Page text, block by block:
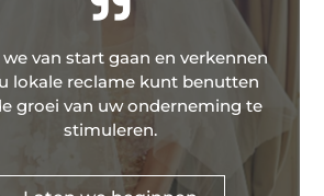
"
van start gaan en verkennen
lokale reclame kunt benutten
groei van uw onderneming te
stimuleren.